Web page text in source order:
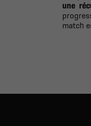
une
match